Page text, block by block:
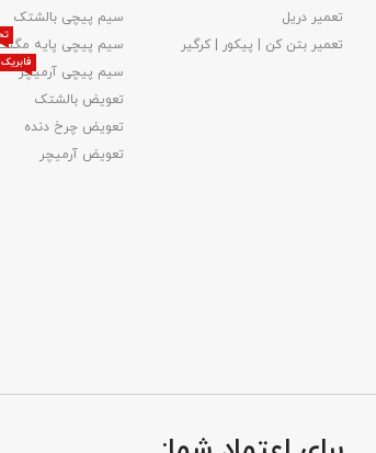
تعمیر دریل
تعمیر بتن کن | پیکور | کرگیر
سیم پیچی بالشتک
سیم پیچی پایه
سیم پیچی آرمیچر
فابریک
تعویض بالشتک​
تعویض چرخ دنده
تعویض آرمیچر